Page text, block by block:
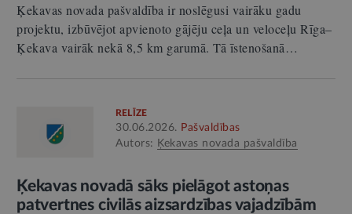
Ķekavas novada pašvaldība ir noslēgusi vairāku gadu
projektu, izbūvējot apvienoto gājēju ceļa un veloceļu Rīga–
Ķekava vairāk nekā 8,5 km garumā. Tā īstenošanā…
RELĪZE
30.06.2026. Pašvaldības
Autors:
Ķekavas novada pašvaldība
Ķekavas novadā sāks pielāgot astoņas
patvertnes civilās aizsardzības vajadzībām